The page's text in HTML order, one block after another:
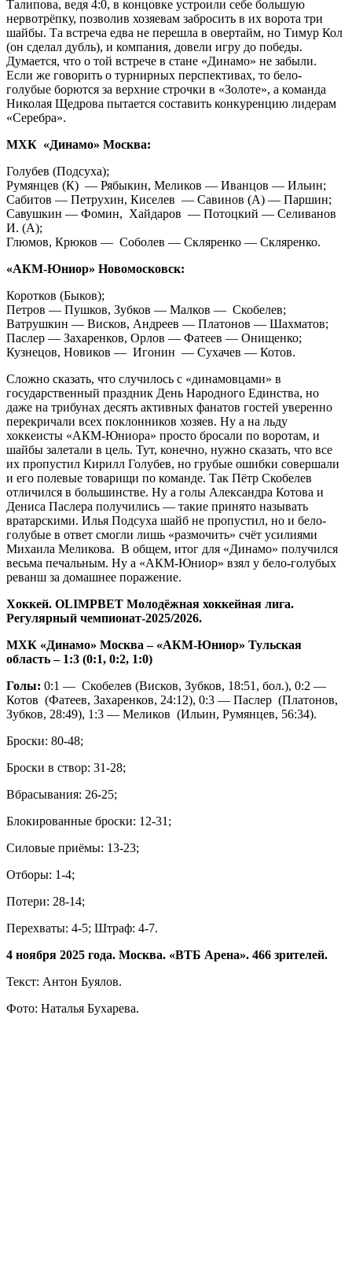
Талипова, ведя 4:0, в концовке устроили себе большую
нервотрёпку, позволив хозяевам забросить в их ворота три
шайбы. Та встреча едва не перешла в овертайм, но Тимур Кол
(он сделал дубль), и компания, довели игру до победы.
Думается, что о той встрече в стане «Динамо» не забыли.
Если же говорить о турнирных перспективах, то бело-
голубые борются за верхние строчки в «Золоте», а команда
Николая Щедрова пытается составить конкуренцию лидерам
«Серебра».
МХК «Динамо» Москва:
Голубев (Подсуха);
Румянцев (К) — Рябыкин, Меликов — Иванцов — Ильин;
Сабитов — Петрухин, Киселев — Савинов (А) — Паршин;
Савушкин — Фомин, Хайдаров — Потоцкий — Селиванов
И. (А);
Глюмов, Крюков — Соболев — Скляренко — Скляренко.
«АКМ-Юниор» Новомосковск:
Коротков (Быков);
Петров — Пушков, Зубков — Малков — Скобелев;
Ватрушкин — Висков, Андреев — Платонов — Шахматов;
Паслер — Захаренков, Орлов — Фатеев — Онищенко;
Кузнецов, Новиков — Игонин — Сухачев — Котов.
Сложно сказать, что случилось с «динамовцами» в
государственный праздник День Народного Единства, но
даже на трибунах десять активных фанатов гостей уверенно
перекричали всех поклонников хозяев. Ну а на льду
хоккеисты «АКМ-Юниора» просто бросали по воротам, и
шайбы залетали в цель. Тут, конечно, нужно сказать, что все
их пропустил Кирилл Голубев, но грубые ошибки совершали
и его полевые товарищи по команде. Так Пётр Скобелев
отличился в большинстве. Ну а голы Александра Котова и
Дениса Паслера получились — такие принято называть
вратарскими. Илья Подсуха шайб не пропустил, но и бело-
голубые в ответ смогли лишь «размочить» счёт усилиями
Михаила Меликова. В общем, итог для «Динамо» получился
весьма печальным. Ну а «АКМ-Юниор» взял у бело-голубых
реванш за домашнее поражение.
Хоккей. OLIMPBET Молодёжная хоккейная лига.
Регулярный чемпионат-2025/2026.
МХК «Динамо» Москва – «АКМ-Юниор» Тульская
область – 1:3 (0:1, 0:2, 1:0)
Голы: 0:1 — Скобелев (Висков, Зубков, 18:51, бол.), 0:2 —
Котов (Фатеев, Захаренков, 24:12), 0:3 — Паслер (Платонов,
Зубков, 28:49), 1:3 — Меликов (Ильин, Румянцев, 56:34).
Броски: 80-48;
Броски в створ: 31-28;
Вбрасывания: 26-25;
Блокированные броски: 12-31;
Силовые приёмы: 13-23;
Отборы: 1-4;
Потери: 28-14;
Перехваты: 4-5; Штраф: 4-7.
4 ноября 2025 года. Москва. «ВТБ Арена». 466 зрителей.
Текст: Антон Буялов.
Фото: Наталья Бухарева.